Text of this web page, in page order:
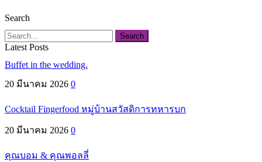
Search
Search
Latest Posts
Buffet in the wedding.
20 มีนาคม 2026 0
Cocktail Fingerfood หมู่บ้านสวัสดิการทหารบก
20 มีนาคม 2026 0
คุณบอม & คุณพอลลี่